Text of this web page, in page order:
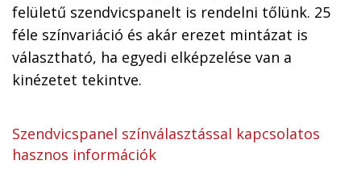
felületű szendvicspanelt is rendelni tőlünk. 25
féle színvariáció és akár erezet mintázat is
választható, ha egyedi elképzelése van a
kinézetet tekintve.
Szendvicspanel színválasztással kapcsolatos
hasznos információk